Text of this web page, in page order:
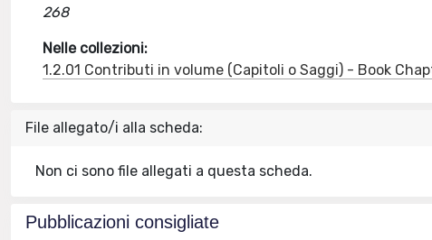
268
Nelle collezioni:
1.2.01 Contributi in volume (Capitoli o Saggi) - Book
File allegato/i alla scheda:
Non ci sono file allegati a questa scheda.
Pubblicazioni consigliate